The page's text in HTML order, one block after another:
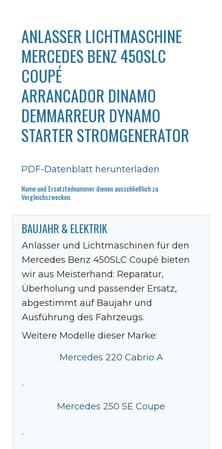
ANLASSER LICHTMASCHINE
MERCEDES BENZ 450SLC
COUPÉ
ARRANCADOR DINAMO
DEMMARREUR DYNAMO
STARTER STROMGENERATOR
PDF-Datenblatt herunterladen
Name und Ersatzteilnummer dienen ausschließlich zu
Vergleichszwecken.
BAUJAHR & ELEKTRIK
Anlasser und Lichtmaschinen für den
Mercedes Benz 450SLC Coupé bieten
wir aus Meisterhand: Reparatur,
Überholung und passender Ersatz,
abgestimmt auf Baujahr und
Ausführung des Fahrzeugs.
Weitere Modelle dieser Marke:
Mercedes 220 Cabrio A
·
Mercedes 250 SE Coupe
·